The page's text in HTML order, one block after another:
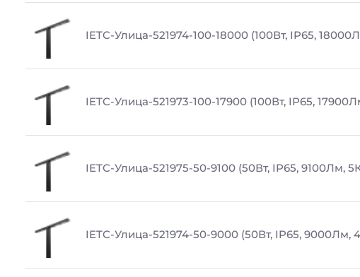
IETC-Улица-521974-100-18000 (100Вт, IP65,
IETC-Улица-521973-100-17900 (100Вт, IP65,
IETC-Улица-521975-50-9100 (50Вт, IP65, 9100Лм,
IETC-Улица-521974-50-9000 (50Вт, IP65, 9000Лм,